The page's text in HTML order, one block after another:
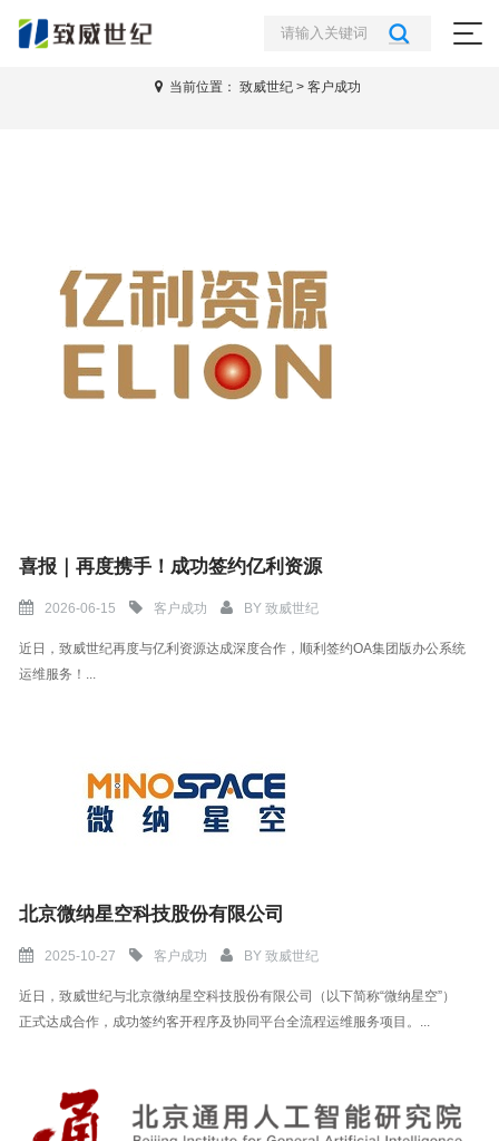
当前位置： 致威世纪> 客户成功
喜报｜再度携手！成功签约亿利资源
2026-06-15 客户成功 BY致威世纪
近日，致威世纪再度与亿利资源达成深度合作，顺利签约OA集团版办公系统
运维服务！...
北京微纳星空科技股份有限公司
2025-10-27 客户成功 BY致威世纪
近日，致威世纪与北京微纳星空科技股份有限公司（以下简称“微纳星空”）
正式达成合作，成功签约客开程序及协同平台全流程运维服务项目。...